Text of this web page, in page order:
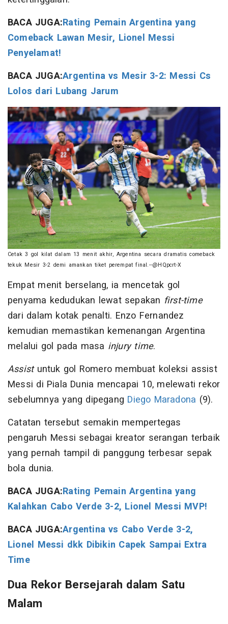
BACA JUGA:Rating Pemain Argentina yang
Comeback Lawan Mesir, Lionel Messi
Penyelamat!
BACA JUGA:Argentina vs Mesir 3-2: Messi Cs
Lolos dari Lubang Jarum
Cetak 3 gol kilat dalam 13 menit akhir, Argentina secara dramatis comeback
tekuk Mesir 3-2 demi amankan tiket perempat final.--@HQpcrt-X
Empat menit berselang, ia mencetak gol
penyama kedudukan lewat sepakan first-time
dari dalam kotak penalti. Enzo Fernandez
kemudian memastikan kemenangan Argentina
melalui gol pada masa injury time.
Assistuntuk gol Romero membuat koleksi assist
Messi di Piala Dunia mencapai 10, melewati rekor
sebelumnya yang dipegang Diego Maradona (9).
Catatan tersebut semakin mempertegas
pengaruh Messi sebagai kreator serangan terbaik
yang pernah tampil di panggung terbesar sepak
bola dunia.
BACA JUGA:Rating Pemain Argentina yang
Kalahkan Cabo Verde 3-2, Lionel Messi MVP!
BACA JUGA:Argentina vs Cabo Verde 3-2,
Lionel Messi dkk Dibikin Capek Sampai Extra
Time
Dua Rekor Bersejarah dalam Satu
Malam